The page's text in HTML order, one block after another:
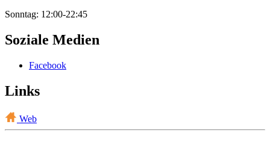
Sonntag: 12:00-22:45
Soziale Medien
Facebook
Links
Web